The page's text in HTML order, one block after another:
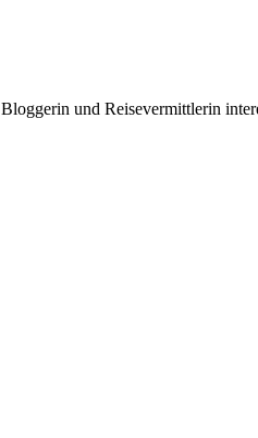
und Reisevermittlerin